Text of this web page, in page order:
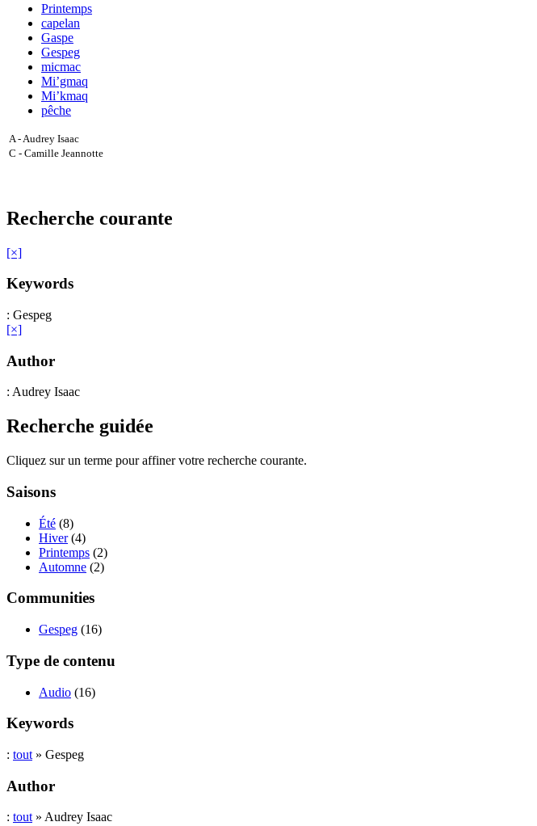
Printemps
capelan
Gaspe
Gespeg
micmac
Mi’gmaq
Mi’kmaq
pêche
A - Audrey Isaac
C - Camille Jeannotte
Recherche courante
[×]
Keywords
: Gespeg
[×]
Author
: Audrey Isaac
Recherche guidée
Cliquez sur un terme pour affiner votre recherche courante.
Saisons
Été (8)
Hiver(4)
Printemps (2)
Automne (2)
Communities
Gespeg (16)
Type de contenu
Audio (16)
Keywords
: tout » Gespeg
Author
: tout » Audrey Isaac